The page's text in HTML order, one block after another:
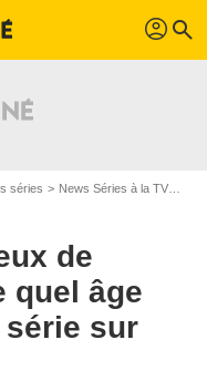
profil search
séries News Séries à la TV
de
quel âge
sur